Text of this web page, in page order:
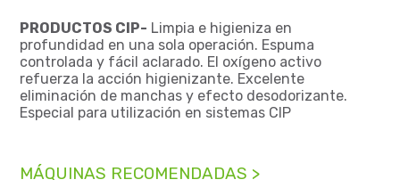
PRODUCTOS CIP- Limpia e higieniza en
profundidad en una sola operación. Espuma
controlada y fácil aclarado. El oxígeno activo
refuerza la acción higienizante. Excelente
eliminación de manchas y efecto desodorizante.
Especial para utilización en sistemas CIP
MÁQUINAS RECOMENDADAS >